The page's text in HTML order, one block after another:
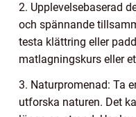
2. Upplevelsebaserad
och spännande
testa klättring eller
matlagningskurs eller
3. Naturpromenad: Ta
utforska naturen. Det